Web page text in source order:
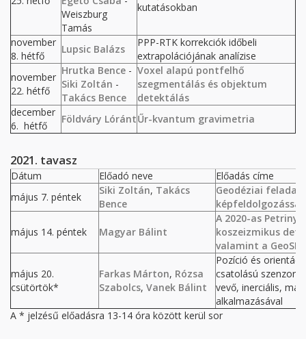
Weiszburg
Tamás
kutatásokban
november
8. hétfő
Lupsic Balázs
PPP-RTK korrekciók időbeli
extrapolációjának analízise
november
22. hétfő
Hrutka Bence -
Siki Zoltán -
Takács Bence
Voxel alapú pontfelhő
szegmentálás és objektum
detektálás
december
6. hétfő
Földváry LórántŰr-kvantum gravimetria
2021. tavasz
Dátum Előadó neve
Előadás címe
május 7. péntek
Siki Zoltán, Takács
Bence
Geodéziai
képfeldolgozással
május 14. péntek Magyar Bálint
A 2020-as
koszeizmikus
valamint a
május 20.
csütörtök*
Farkas Márton, Rózsa
Szabolcs, Vanek Bálint
Pozíció és
csatolású
vevő, inerciális,
alkalmazásával
A * jelzésű előadásra 13-14 óra között kerül sor